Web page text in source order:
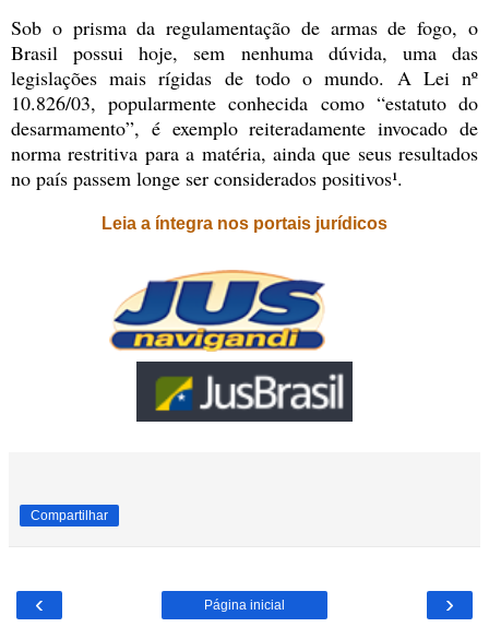
Sob o prisma da regulamentação de armas de fogo, o
Brasil possui hoje, sem nenhuma dúvida, uma das
legislações mais rígidas de todo o mundo. A Lei nº
10.826/03, popularmente conhecida como “estatuto do
desarmamento”, é exemplo reiteradamente invocado de
norma restritiva para a matéria, ainda que seus resultados
no país passem longe ser considerados positivos¹.
Leia a íntegra nos portais jurídicos
Compartilhar
‹ ›
Página inicial